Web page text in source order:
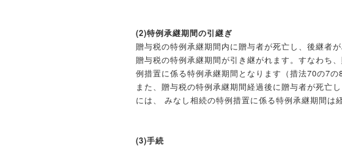
(2)特例承継期間の引継ぎ
贈与税の特例承継期間内に贈与者が死亡し、後継者
贈与税の特例承継期間が引き継がれます。すなわち
例措置に係る特例承継期間となります（措法70の7の
また、贈与税の特例承継期間経過後に贈与者が死亡
には、 みなし相続の特例措置に係る特例承継期間は
(3)手続